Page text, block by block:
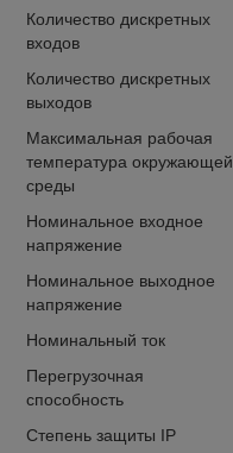
Количество дискретных
входов
Количество дискретных
выходов
Максимальная рабочая
температура окружающей
среды
Номинальное входное
напряжение
Номинальное выходное
напряжение
Номинальный ток
Перегрузочная
способность
Степень защиты IP